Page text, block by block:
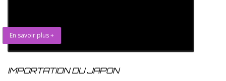
En savoir plus +
IMPORTATION DU JAPON